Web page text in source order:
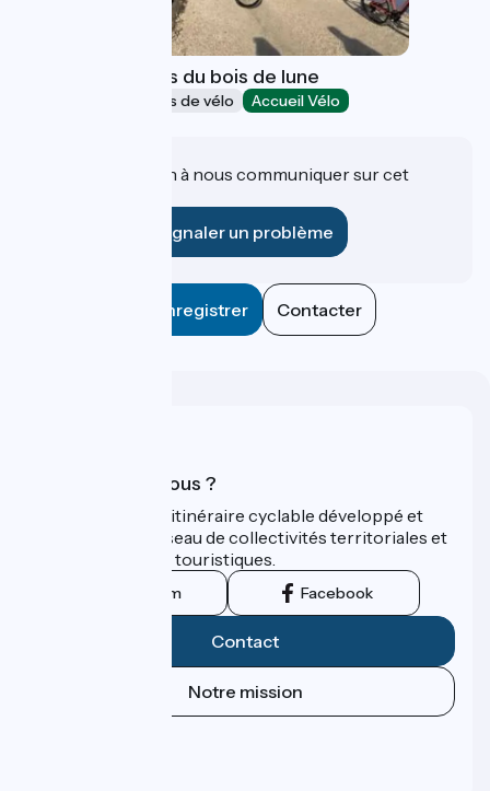
Location de vélos du bois de lune
Loueurs/réparateurs de vélo Accueil Vélo
Une information à nous communiquer sur cet
Signaler un problème
Enregistrer Contacter
Qui sommes-nous ?
ViaRhôna est un itinéraire cyclable développé et
promu par un réseau de collectivités territoriales et
leurs institutions touristiques.
Instagram Facebook
Contact
Notre mission